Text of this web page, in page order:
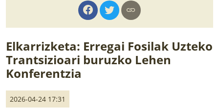
LURRAREN AGENDA
AZOKA
Elkarrizketa: Erregai Fosilak Uzteko
Trantsizioari buruzko Lehen
Konferentzia
2026-04-24 17:31